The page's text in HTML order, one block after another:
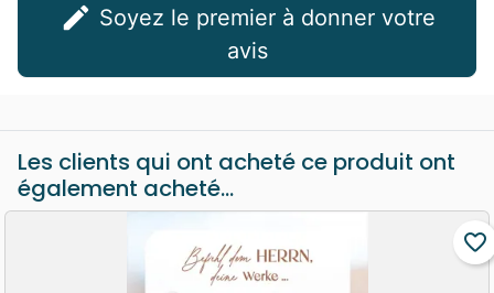
edit
avis
Les clients qui ont acheté ce produit ont
également acheté...
favorite_border